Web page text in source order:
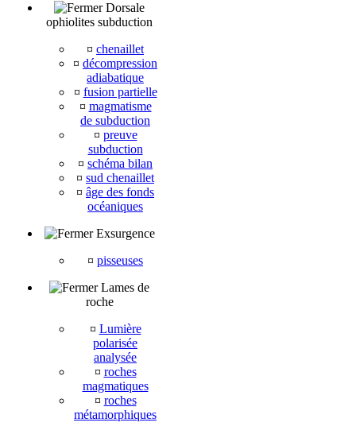
Dorsale
ophiolites subduction
¤ chenaillet
¤ décompression
adiabatique
¤ fusion partielle
¤ magmatisme
de subduction
¤ preuve
subduction
¤ schéma bilan
¤ sud chenaillet
¤ âge des fonds
océaniques
Exsurgence
¤ pisseuses
Lames de
roche
¤ Lumière
polarisée
analysée
¤ roches
magmatiques
¤ roches
métamorphiques